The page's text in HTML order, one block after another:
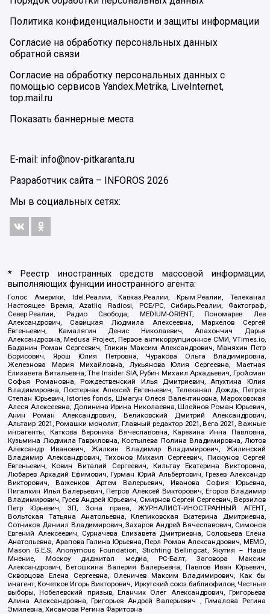
Политика конфиденциальности и защиты информации
Согласие на обработку персональных данных
обратной связи
Согласие на обработку персональных данных с
помощью сервисов Yandex.Metrika, LiveInternet,
top.mail.ru
Показать баннерные места
E-mail: info@nov-pitkaranta.ru
Разработчик сайта –
INFOROS 2026
Мы в социальных сетях:
* Реестр иностранных средств массовой информации,
выполняющих функции иностранного агента:
Голос Америки, Idel.Реалии, Кавказ.Реалии, Крым.Реалии, Телеканал
Настоящее Время, Azatliq Radiosi, PCE/PC, Сибирь.Реалии, Фактограф,
Север.Реалии, Радио Свобода, MEDIUM-ORIENT, Пономарев Лев
Александрович, Савицкая Людмила Алексеевна, Маркелов Сергей
Евгеньевич, Камалягин Денис Николаевич, Апахончич Дарья
Александровна, Medusa Project, Первое антикоррупционное СМИ, VTimes.io,
Баданин Роман Сергеевич, Гликин Максим Александрович, Маняхин Петр
Борисович, Ярош Юлия Петровна, Чуракова Ольга Владимировна,
Железнова Мария Михайловна, Лукьянова Юлия Сергеевна, Маетная
Елизавета Витальевна, The Insider SIA, Рубин Михаил Аркадьевич, Гройсман
Софья Романовна, Рождественский Илья Дмитриевич, Апухтина Юлия
Владимировна, Постернак Алексей Евгеньевич, Телеканал Дождь, Петров
Степан Юрьевич, Istories fonds, Шмагун Олеся Валентиновна, Мароховская
Алеся Алексеевна, Долинина Ирина Николаевна, Шлейнов Роман Юрьевич,
Анин Роман Александрович, Великовский Дмитрий Александрович,
Альтаир 2021, Ромашки монолит, Главный редактор 2021, Вега 2021, Важные
иноагенты, Каткова Вероника Вячеславовна, Карезина Инна Павловна,
Кузьмина Людмила Гавриловна, Костылева Полина Владимировна, Лютов
Александр Иванович, Жилкин Владимир Владимирович, Жилинский
Владимир Александрович, Тихонов Михаил Сергеевич, Пискунов Сергей
Евгеньевич, Ковин Виталий Сергеевич, Кильтау Екатерина Викторовна,
Любарев Аркадий Ефимович, Гурман Юрий Альбертович, Грезев Александр
Викторович, Важенков Артем Валерьевич, Иванова София Юрьевна,
Пигалкин Илья Валерьевич, Петров Алексей Викторович, Егоров Владимир
Владимирович, Гусев Андрей Юрьевич, Смирнов Сергей Сергеевич, Верзилов
Петр Юрьевич, ЗП, Зона права, ЖУРНАЛИСТ-ИНОСТРАННЫЙ АГЕНТ,
Вольтская Татьяна Анатольевна, Клепиковская Екатерина Дмитриевна,
Сотников Даниил Владимирович, Захаров Андрей Вячеславович, Симонов
Евгений Алексеевич, Сурначева Елизавета Дмитриевна, Соловьева Елена
Анатольевна, Арапова Галина Юрьевна, Перл Роман Александрович, МЕМО,
Mason G.E.S. Anonymous Foundation, Stichting Bellingcat, Якутия – Наше
Мнение, Москоу диджитал медиа, РС-Балт, Заговора Максим
Александрович, Ветошкина Валерия Валерьевна, Павлов Иван Юрьевич,
Скворцова Елена Сергеевна, Оленичев Максим Владимирович, Как бы
инагент, Кочетков Игорь Викторович, Иркутский союз библиофилов, Честные
выборы, Нобелевский призыв, Еланчик Олег Александрович, Григорьева
Алина Александровна, Григорьев Андрей Валерьевич , Гималова Регина
Эмилевна, Хисамова Регина Фаритовна